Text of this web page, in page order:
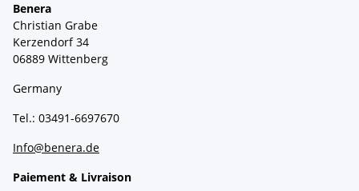
Benera
Christian Grabe
Kerzendorf 34
06889 Wittenberg
Germany
Tel.: 03491-6697670
Info@benera.de
Paiement & Livraison